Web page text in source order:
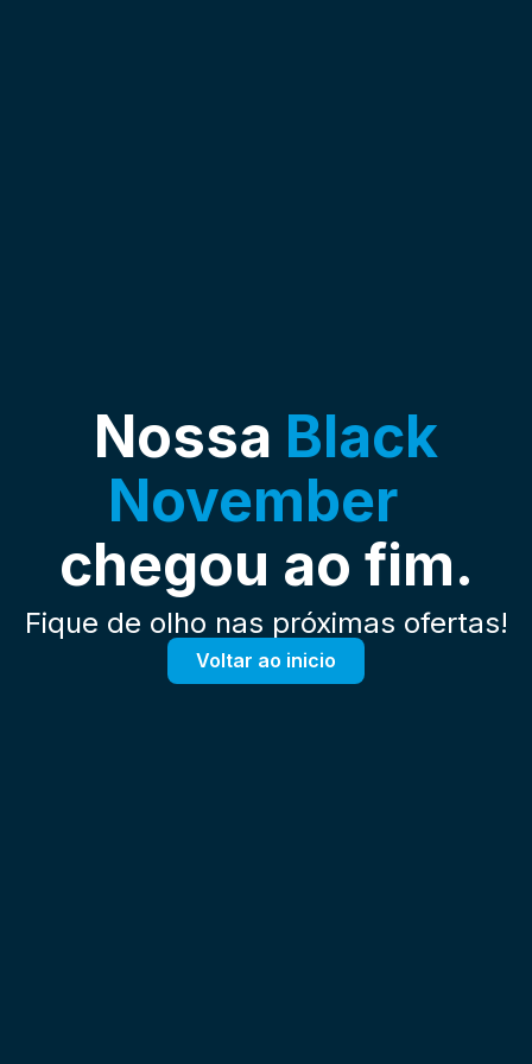
Nossa Black
November
chegou ao fim.
Fique de olho nas próximas ofertas!
Voltar ao inicio